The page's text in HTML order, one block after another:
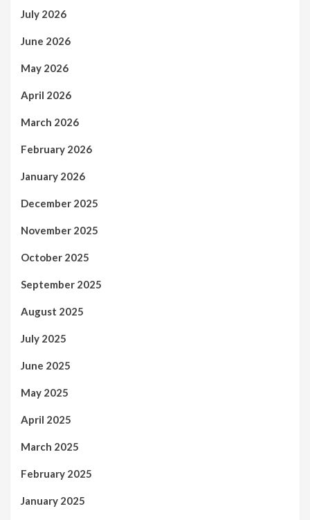
July 2026
June 2026
May 2026
April 2026
March 2026
February 2026
January 2026
December 2025
November 2025
October 2025
September 2025
August 2025
July 2025
June 2025
May 2025
April 2025
March 2025
February 2025
January 2025